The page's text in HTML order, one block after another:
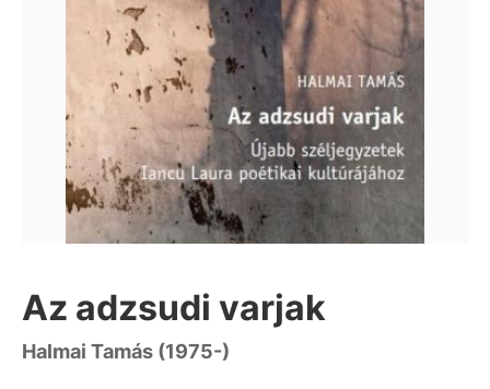
Az adzsudi varjak
Halmai Tamás (1975-)